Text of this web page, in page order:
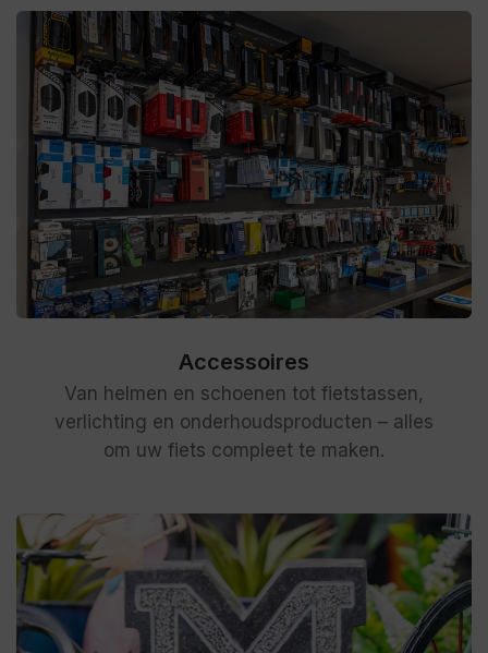
Accessoires
Van helmen en schoenen tot fietstassen,
verlichting en onderhoudsproducten – alles
om uw fiets compleet te maken.